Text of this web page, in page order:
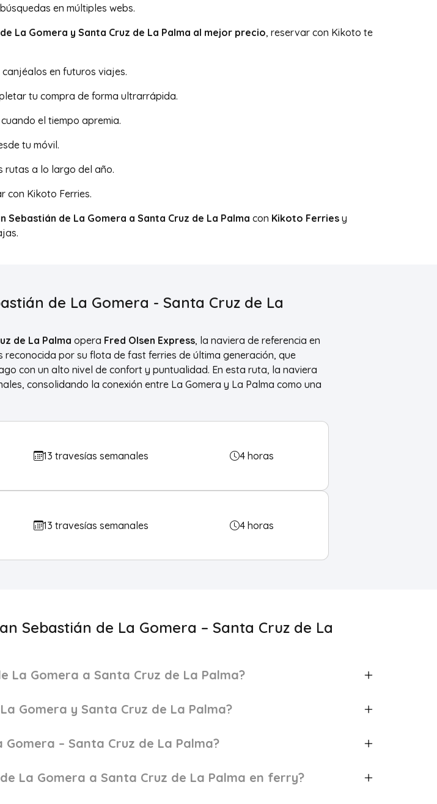
en múltiples webs.
La Gomera y Santa Cruz de La Palma al mejor precio, reservar con Kikoto te
en futuros viajes.
tu compra de forma ultrarrápida.
el tiempo apremia.
tu móvil.
rutas a lo largo del año.
con Kikoto Ferries.
de La Gomera a Santa Cruz de La Palma con Kikoto Ferries y
de La Gomera - Santa Cruz de La
de La Palma opera Fred Olsen Express, la naviera de referencia en
reconocida por su flota de fast ferries de última generación, que
con un alto nivel de confort y puntualidad. En esta ruta, la naviera
consolidando la conexión entre La Gomera y La Palma como una
13 travesías semanales 4 horas
13 travesías semanales 4 horas
Sebastián de La Gomera – Santa Cruz de La
Gomera a Santa Cruz de La Palma?
Gomera y Santa Cruz de La Palma?
– Santa Cruz de La Palma?
La Gomera a Santa Cruz de La Palma en ferry?